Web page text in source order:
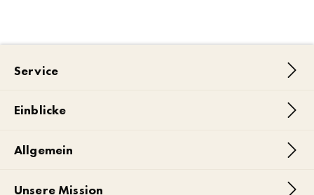
Service
Einblicke
Allgemein
Unsere Mission